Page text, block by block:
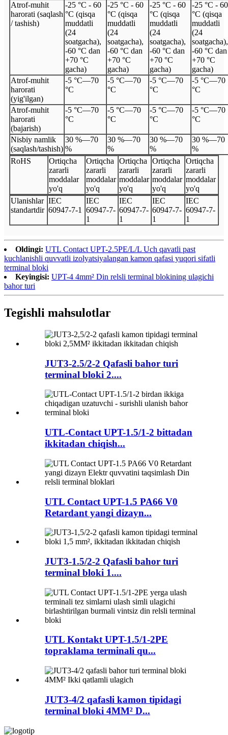
Atrof-muhit
harorati (saqlash
/ tashish)
-25 °C - 60
°C (qisqa
muddatli
(24
soatgacha),
-60 °C dan
+70 °C
gacha)
-25 °C - 60
°C (qisqa
muddatli
(24
soatgacha),
-60 °C dan
+70 °C
gacha)
-25 °C - 60
°C (qisqa
muddatli
(24
soatgacha),
-60 °C dan
+70 °C
gacha)
-25 °C - 60
°C (qisqa
muddatli
(24
soatgacha),
-60 °C dan
+70 °C
gacha)
Atrof-muhit
harorati
(yig'ilgan)
-5 °C—70
°C
-5 °C—70
°C
-5 °C—70
°C
-5 °C—70
°C
Atrof-muhit
harorati
(bajarish)
-5 °C—70
°C
-5 °C—70
°C
-5 °C—70
°C
-5 °C—70
°C
Nisbiy namlik
(saqlash/tashish)
30 %—70
%
30 %—70
%
30 %—70
%
30 %—70
%
RoHS
Ortiqcha
zararli
moddalar
yo'q
Ortiqcha
zararli
moddalar
yo'q
Ortiqcha
zararli
moddalar
yo'q
Ortiqcha
zararli
moddalar
yo'q
Ortiqcha
zararli
moddalar
yo'q
Ulanishlar
standartdir
IEC
60947-7-1
IEC
60947-7-
1
IEC
60947-7-
1
IEC
60947-7-
1
IEC
60947-7-
1
Oldingi: UTL Contact UPT-2.5PE/L/L Uch qavatli past
kuchlanishli quvvatli izolyatsiyalangan kamon qafasi yuqori sifatli
terminal bloki
Keyingisi: UPT-4 4mm² Din relsli terminal blokining ulagichi
bahor turi
Tegishli mahsulotlar
JUT3-2.5/2-2 Qafasli bahor turi
terminal bloki 2....
UTL-Contact UPT-1.5/1-2 bittadan
ikkitadan chiqish...
UTL Contact UPT-1.5 PA66 V0
Retardant yangi dizayn...
JUT3-1.5/2-2 Qafasli bahor turi
terminal bloki 1....
UTL Kontakt UPT-1.5/1-2PE
topraklama terminali qu...
JUT3-4/2 qafasli kamon tipidagi
terminal bloki 4MM² D...